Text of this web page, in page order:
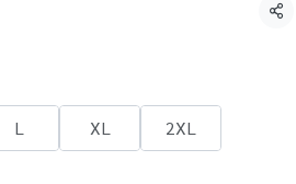
แชร์
L XL
2XL